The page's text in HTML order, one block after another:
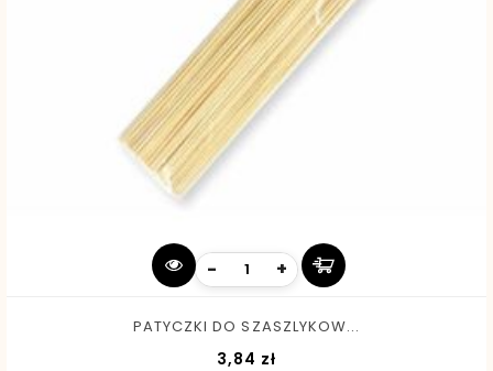
- +
PATYCZKI DO SZASZLYKOW...
3,84 złCena